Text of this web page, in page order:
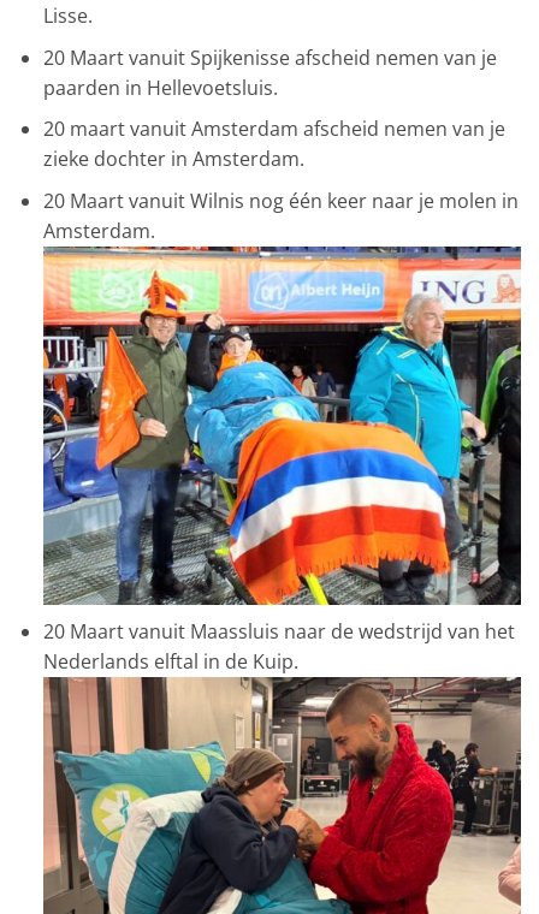
Lisse.
20 Maart vanuit Spijkenisse afscheid nemen van je
paarden in Hellevoetsluis.
20 maart vanuit Amsterdam afscheid nemen van je
zieke dochter in Amsterdam.
20 Maart vanuit Wilnis nog één keer naar je molen in
Amsterdam.
20 Maart vanuit Maassluis naar de wedstrijd van het
Nederlands elftal in de Kuip.